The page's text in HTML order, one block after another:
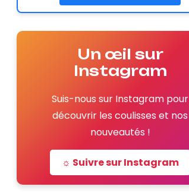
Un œil sur
Instagram
Suis-nous sur Instagram pour
découvrir les coulisses et nos
nouveautés !
☼ Suivre sur Instagram